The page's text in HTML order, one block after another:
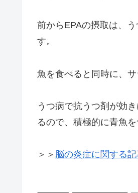
前からEPAの摂取は、
す。
魚を食べると同時に、
うつ病で抗うつ剤が効
るので、積極的に青魚
＞＞ 脳の炎症に関する記